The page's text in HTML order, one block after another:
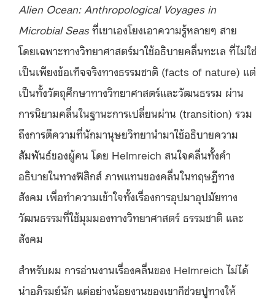
Alien Ocean: Anthropological Voyages in
Microbial Seasที่เขาเองโยงเอาความรู้หลายๆ สาย
โดยเฉพาะทางวิทยาศาสตร์มาใช้อธิบายคลื่นทะเล ที่ไม่ใช่
เป็นเพียงข้อเท็จจริงทางธรรมชาติ (facts of nature) แต่
เป็นทั้งวัตถุศึกษาทางวิทยาศาสตร์และวัฒนธรรม ผ่าน
การนิยามคลื่นในฐานะการเปลี่ยนผ่าน (transition) รวม
ถึงการตีความที่นักมานุษยวิทยานำมาใช้อธิบายความ
สัมพันธ์ของผู้คน โดย Helmreich สนใจคลื่นทั้งคำ
อธิบายในทางฟิสิกส์ ภาพแทนของคลื่นในทฤษฎีทาง
สังคม เพื่อทำความเข้าใจทั้งเรื่องการอุปมาอุปมัยทาง
วัฒนธรรมที่ใช้มุมมองทางวิทยาศาสตร์ ธรรมชาติ และ
สังคม
สำหรับผม การอ่านงานเรื่องคลื่นของ Helmreich ไม่ได้
น่าอภิรมย์นัก แต่อย่างน้อยงานของเขาก็ช่วยปูทางให้